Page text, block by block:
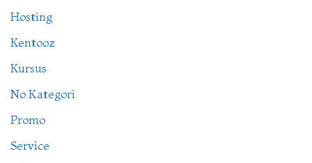
Hosting
Kentooz
Kursus
No Kategori
Promo
Service